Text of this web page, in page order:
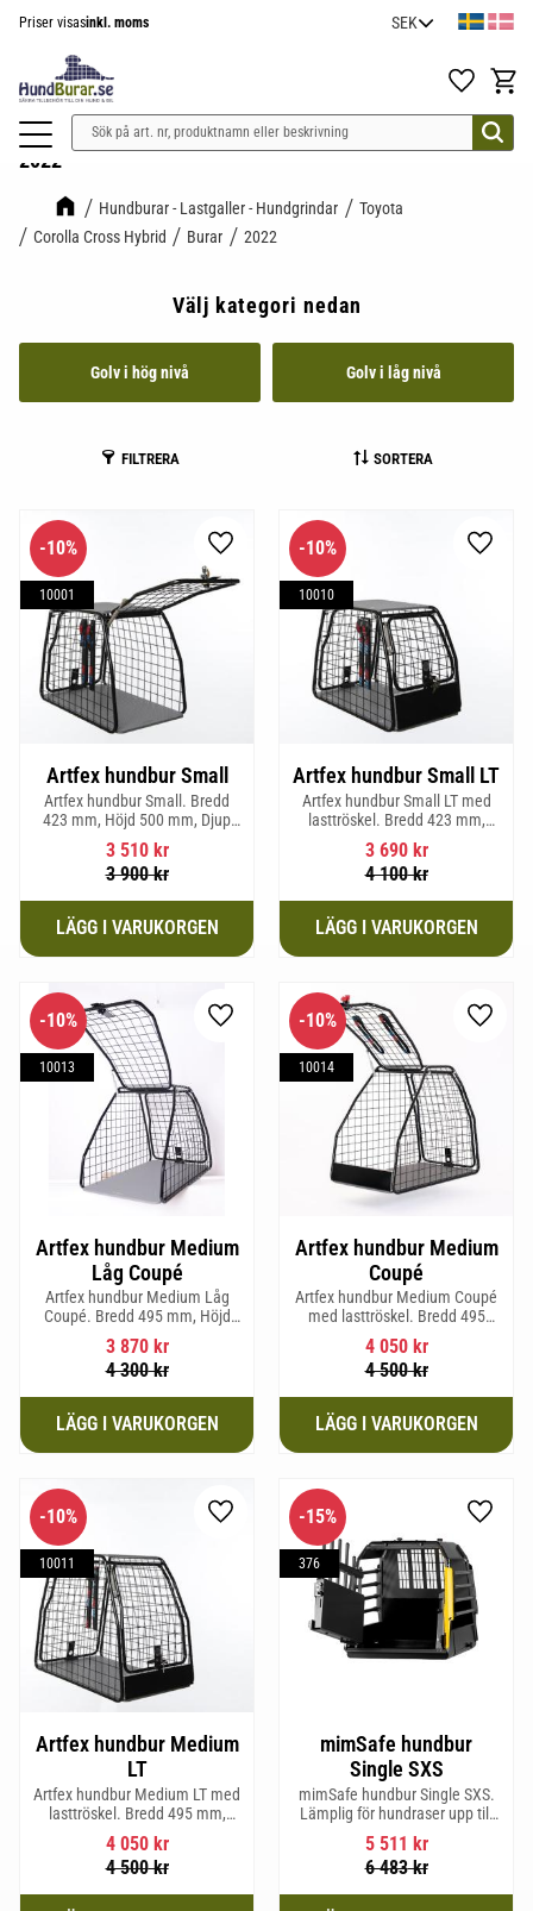
Priser visasinkl. moms
Favoriter
2022
Hundburar - Lastgaller - Hundgrindar
Toyota
Corolla Cross Hybrid
Burar 2022
Välj kategori nedan
Golv i hög nivå Golv i låg nivå
FILTRERA SORTERA
Artfex hundbur Small
Artfex hundbur Small. Bredd
423 mm, Höjd 500 mm, Djup
670 mm och vikt 12,1 kg.
3 510kr
3 900kr
10%
10001
Lägg till i favoriter
Artfex hundbur Small LT
Artfex hundbur Small LT med
lasttröskel. Bredd 423 mm,
Höjd 500 mm, Djup 670 mm
och Vikt 12,9 kg.
3 690kr
4 100kr
10%
10010
Lägg
Artfex hundbur Medium
Låg Coupé
Artfex hundbur Medium Låg
Coupé. Bredd 495 mm, Höjd
580 mm, Djup 830 mm och Vikt
15,2 kg.
3 870kr
4 300kr
10%
10013
Lägg till i favoriter
Artfex hundbur Medium
Coupé
Artfex hundbur Medium Coupé
med lasttröskel. Bredd 495
mm, Höjd 675 mm, Djup 830
mm och Vikt 15,8 kg.
4 050kr
4 500kr
10%
10014
Lägg
Artfex hundbur Medium
LT
Artfex hundbur Medium LT med
lasttröskel. Bredd 495 mm,
Höjd 675 mm, Djup 830 mm
och Vikt 17 kg.
4 050kr
4 500kr
10%
10011
Lägg till i favoriter
mimSafe hundbur
Single SXS
mimSafe hundbur Single SXS.
Lämplig för hundraser upp till
52 cm i mankhöjd.
5 511 kr
6 483kr
15%
376
Lägg